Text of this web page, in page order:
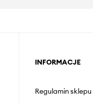
INFORMACJE
Regulamin sklepu